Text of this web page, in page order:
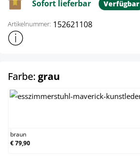
Sofort lieferbar Verfügbar
Artikelnummer: 152621108
Weitere Produktinformationen anzeigen
Farbe: grau
braun
€ 79,90